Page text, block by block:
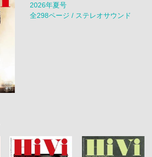
2026年夏号
全298ページ / ステレオサウンド